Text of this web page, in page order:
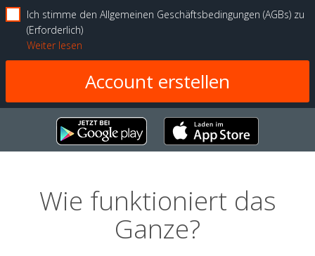
Ich stimme den Allgemeinen Geschäftsbedingungen (AGBs) zu
Erforderlich
Weiter lesen
Wie funktioniert das
Ganze?